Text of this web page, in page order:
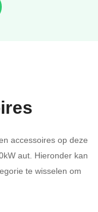
accessoires op deze
aut. Hieronder kan
te wisselen om